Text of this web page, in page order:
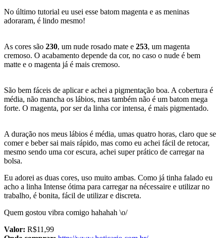
No último tutorial eu usei esse batom magenta e as meninas
adoraram, é lindo mesmo!
As cores são 230, um nude rosado mate e 253, um magenta
cremoso. O acabamento depende da cor, no caso o nude é bem
matte e o magenta já é mais cremoso.
São bem fáceis de aplicar e achei a pigmentação boa. A cobertura é
média, não mancha os lábios, mas também não é um batom mega
forte. O magenta, por ser da linha cor intensa, é mais pigmentado.
A duração nos meus lábios é média, umas quatro horas, claro que se
comer e beber sai mais rápido, mas como eu achei fácil de retocar,
mesmo sendo uma cor escura, achei super prático de carregar na
bolsa.
Eu adorei as duas cores, uso muito ambas. Como já tinha falado eu
acho a linha Intense ótima para carregar na nécessaire e utilizar no
trabalho, é bonita, fácil de utilizar e discreta.
Quem gostou vibra comigo hahahah \o/
Valor: R$11,99